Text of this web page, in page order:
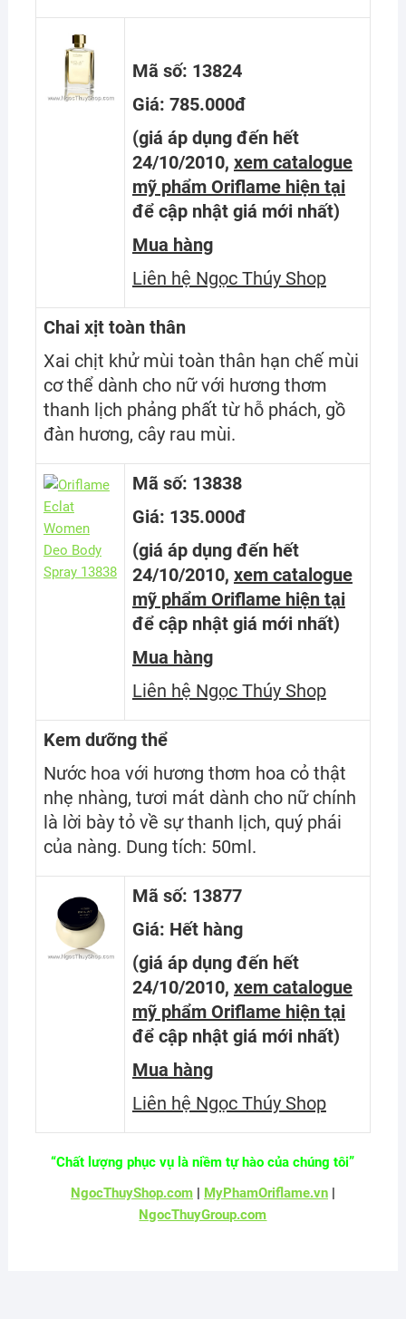
Mã số: 13824
Giá: 785.000đ
(giá áp dụng đến hết
24/10/2010, xem catalogue
mỹ phẩm Oriflame hiện tại
để cập nhật giá mới nhất)
Mua hàng
Liên hệ Ngọc Thúy Shop
Chai xịt toàn thân
Xai chịt khử mùi toàn thân hạn chế mùi
cơ thể dành cho nữ với hương thơm
thanh lịch phảng phất từ hỗ phách, gồ
đàn hương, cây rau mùi.
Mã số: 13838
Giá: 135.000đ
(giá áp dụng đến hết
24/10/2010, xem catalogue
mỹ phẩm Oriflame hiện tại
để cập nhật giá mới nhất)
Mua hàng
Liên hệ Ngọc Thúy Shop
Kem dưỡng thể
Nước hoa với hương thơm hoa cỏ thật
nhẹ nhàng, tươi mát dành cho nữ chính
là lời bày tỏ về sự thanh lịch, quý phái
của nàng. Dung tích: 50ml.
Mã số: 13877
Giá: Hết hàng
(giá áp dụng đến hết
24/10/2010, xem catalogue
mỹ phẩm Oriflame hiện tại
để cập nhật giá mới nhất)
Mua hàng
Liên hệ Ngọc Thúy Shop
“Chất lượng phục vụ là niềm tự hào của chúng tôi”
NgocThuyShop.com| MyPhamOriflame.vn|
NgocThuyGroup.com